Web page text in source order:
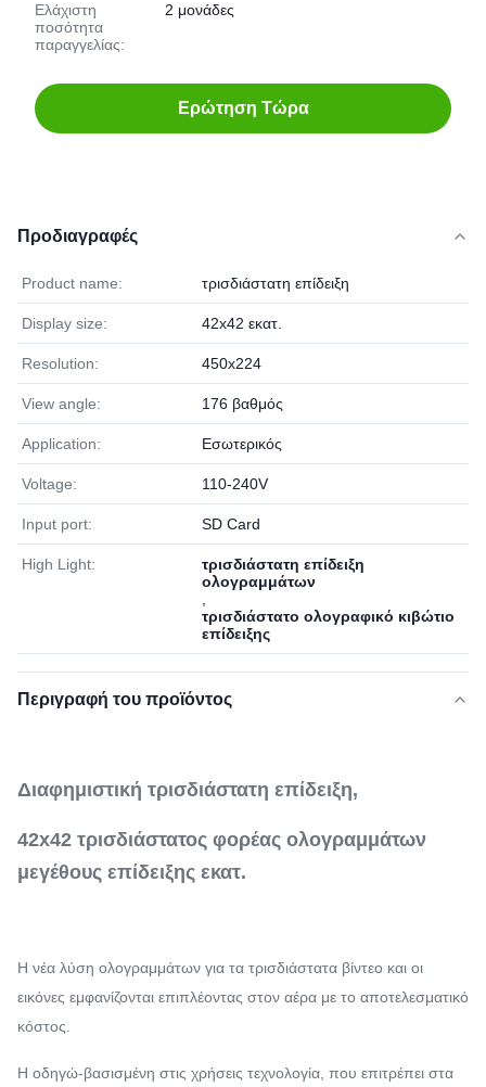
Ελάχιστη
ποσότητα
παραγγελίας:
2 μονάδες
Ερώτηση Τώρα
Προδιαγραφές
Product name: τρισδιάστατη επίδειξη
Display size: 42x42 εκατ.
Resolution: 450x224
View angle: 176 βαθμός
Application: Εσωτερικός
Voltage: 110-240V
Input port: SD Card
High Light:
τρισδιάστατη επίδειξη
ολογραμμάτων
τρισδιάστατο ολογραφικό κιβώτιο
επίδειξης
Περιγραφή του προϊόντος
Διαφημιστική τρισδιάστατη επίδειξη,
42x42 τρισδιάστατος φορέας ολογραμμάτων
μεγέθους επίδειξης εκατ.
Η νέα λύση ολογραμμάτων για τα τρισδιάστατα βίντεο και οι
εικόνες εμφανίζονται επιπλέοντας στον αέρα με το αποτελεσματικό
κόστος.
Η οδηγώ-βασισμένη στις χρήσεις τεχνολογία, που επιτρέπει στα